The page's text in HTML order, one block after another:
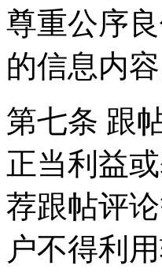
尊重公序
的信息内容
第七条 跟
正当利益
荐跟帖评
户不得利